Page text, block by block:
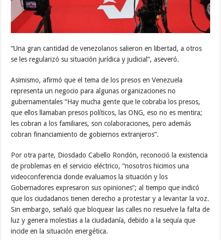
“Una gran cantidad de venezolanos salieron en libertad, a otros
se les regularizó su situación jurídica y judicial”, aseveró.
Asimismo, afirmó que el tema de los presos en Venezuela
representa un negocio para algunas organizaciones no
gubernamentales “Hay mucha gente que le cobraba los presos,
que ellos llamaban presos políticos, las ONG, eso no es mentira;
les cobran a los familiares, son colaboraciones, pero además
cobran financiamiento de gobiernos extranjeros”.
Por otra parte, Diosdado Cabello Rondón, reconoció la existencia
de problemas en el servicio eléctrico, “nosotros hicimos una
videoconferencia donde evaluamos la situación y los
Gobernadores expresaron sus opiniones”; al tiempo que indicó
que los ciudadanos tienen derecho a protestar y a levantar la voz.
Sin embargo, señaló que bloquear las calles no resuelve la falta de
luz y genera molestias a la ciudadanía, debido a la sequía que
incide en la situación energética.